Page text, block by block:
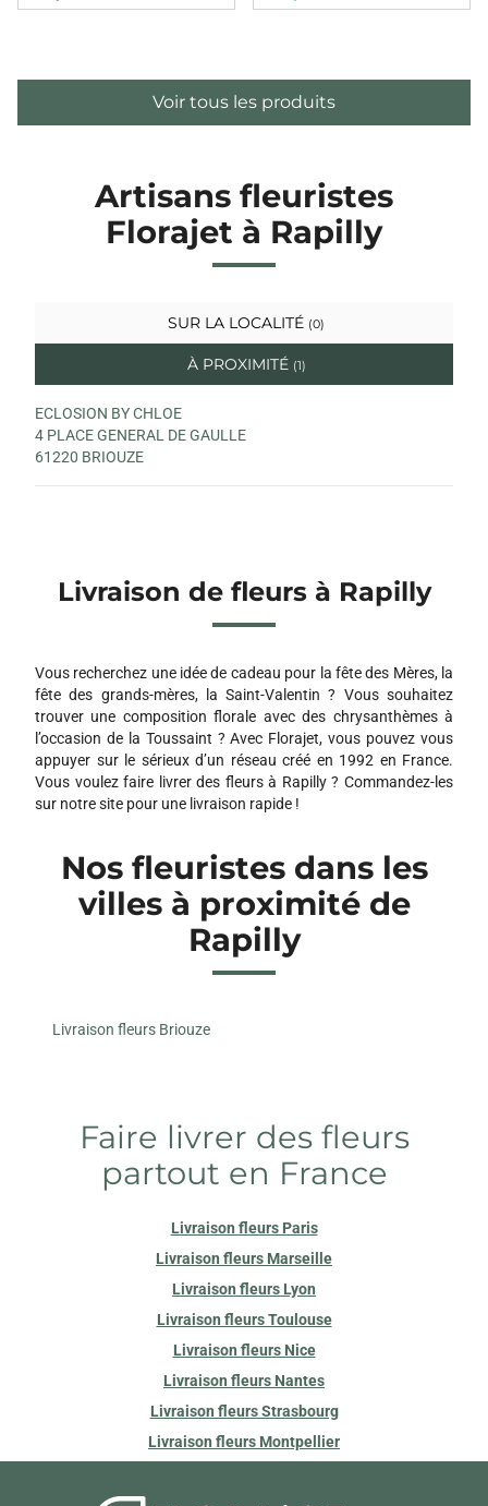
Voir tous les produits
Artisans fleuristes
Florajet à Rapilly
SUR LA LOCALITÉ (0)
À PROXIMITÉ (1)
ECLOSION BY CHLOE
4 PLACE GENERAL DE GAULLE
61220 BRIOUZE
Livraison de fleurs à Rapilly
Vous recherchez une idée de cadeau pour la fête des Mères, la
fête des grands-mères, la Saint-Valentin ? Vous souhaitez
trouver une composition florale avec des chrysanthèmes à
l’occasion de la Toussaint ? Avec Florajet, vous pouvez vous
appuyer sur le sérieux d’un réseau créé en 1992 en France.
Vous voulez faire livrer des fleurs à Rapilly ? Commandez-les
sur notre site pour une livraison rapide !
Nos fleuristes dans les
villes à proximité de
Rapilly
Livraison fleurs Briouze
Faire livrer des fleurs
partout en France
Livraison fleurs Paris
Livraison fleurs Marseille
Livraison fleurs Lyon
Livraison fleurs Toulouse
Livraison fleurs Nice
Livraison fleurs Nantes
Livraison fleurs Strasbourg
Livraison fleurs Montpellier